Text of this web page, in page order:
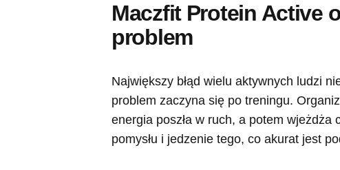
Maczfit Protein Active
problem
Największy błąd wielu aktywnych ludzi
problem zaczyna się po treningu.
energia poszła w ruch, a potem
pomysłu i jedzenie tego, co akurat jest